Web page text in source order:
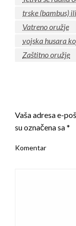
trske (bambus)
Vatreno oružje
vojska husara
Zaštitno oružje
Vaša adresa e-
su označena sa*
Komentar